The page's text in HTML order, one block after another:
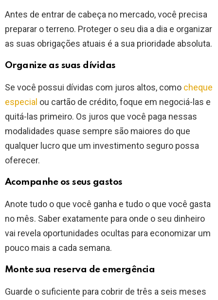
Antes de entrar de cabeça no mercado, você precisa
preparar o terreno. Proteger o seu dia a dia e organizar
as suas obrigações atuais é a sua prioridade absoluta.
Organize as suas dívidas
Se você possui dívidas com juros altos, como cheque
especial ou cartão de crédito, foque em negociá-las e
quitá-las primeiro. Os juros que você paga nessas
modalidades quase sempre são maiores do que
qualquer lucro que um investimento seguro possa
oferecer.
Acompanhe os seus gastos
Anote tudo o que você ganha e tudo o que você gasta
no mês. Saber exatamente para onde o seu dinheiro
vai revela oportunidades ocultas para economizar um
pouco mais a cada semana.
Monte sua reserva de emergência
Guarde o suficiente para cobrir de três a seis meses